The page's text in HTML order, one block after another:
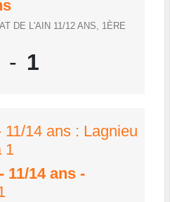
DE L'AIN 11/12 ANS, 1ÈRE
- 1
11/14 ans : Lagnieu
1
11/14 ans -